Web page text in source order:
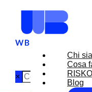
Chi
Cosa
Blog
×